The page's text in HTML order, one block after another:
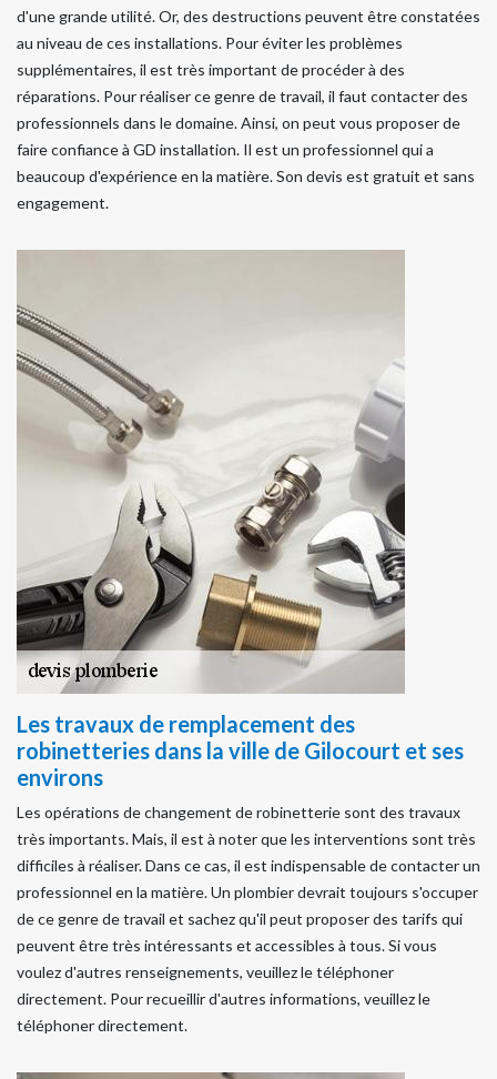
d'une grande utilité. Or, des destructions peuvent être constatées
au niveau de ces installations. Pour éviter les problèmes
supplémentaires, il est très important de procéder à des
réparations. Pour réaliser ce genre de travail, il faut contacter des
professionnels dans le domaine. Ainsi, on peut vous proposer de
faire confiance à GD installation. Il est un professionnel qui a
beaucoup d'expérience en la matière. Son devis est gratuit et sans
engagement.
Les travaux de remplacement des
robinetteries dans la ville de Gilocourt et ses
environs
Les opérations de changement de robinetterie sont des travaux
très importants. Mais, il est à noter que les interventions sont très
difficiles à réaliser. Dans ce cas, il est indispensable de contacter un
professionnel en la matière. Un plombier devrait toujours s'occuper
de ce genre de travail et sachez qu'il peut proposer des tarifs qui
peuvent être très intéressants et accessibles à tous. Si vous
voulez d'autres renseignements, veuillez le téléphoner
directement. Pour recueillir d'autres informations, veuillez le
téléphoner directement.